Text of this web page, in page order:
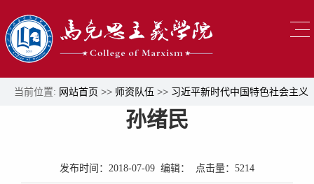
当前位置: 网站首页 >> 师资队伍 >> 习近平新时代中国特色社会主义
孙绪民
发布时间：2018-07-09 编辑： 点击量： 5214